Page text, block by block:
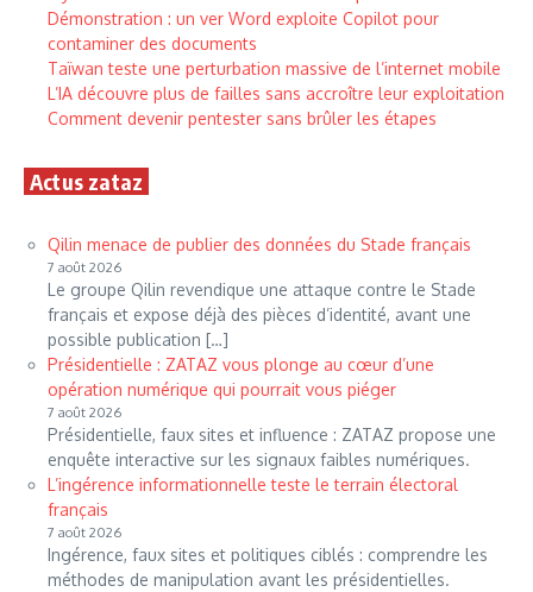
Démonstration : un ver Word exploite Copilot pour
contaminer des documents
Taïwan teste une perturbation massive de l’internet mobile
L’IA découvre plus de failles sans accroître leur exploitation
Comment devenir pentester sans brûler les étapes
Actus zataz
Qilin menace de publier des données du Stade français
7 août 2026
Le groupe Qilin revendique une attaque contre le Stade
français et expose déjà des pièces d’identité, avant une
possible publication […]
Présidentielle : ZATAZ vous plonge au cœur d’une
opération numérique qui pourrait vous piéger
7 août 2026
Présidentielle, faux sites et influence : ZATAZ propose une
enquête interactive sur les signaux faibles numériques.
L’ingérence informationnelle teste le terrain électoral
français
7 août 2026
Ingérence, faux sites et politiques ciblés : comprendre les
méthodes de manipulation avant les présidentielles.